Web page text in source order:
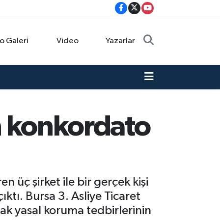
Galeri Video Yazarlar
konkordato
üç şirket ile bir gerçek kişi
Bursa 3. Asliye Ticaret
yasal koruma tedbirlerinin